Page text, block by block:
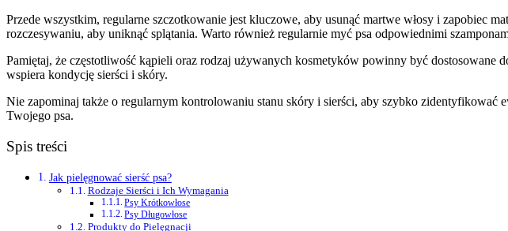
Przede wszystkim, regularne szczotkowanie jest kluczowe, aby usunąć martwe włosy i zapobiec
rozczesywaniu, aby uniknąć splątania. Warto również regularnie myć psa odpowiednimi
Pamiętaj, że częstotliwość kąpieli oraz rodzaj używanych kosmetyków powinny być
wspiera kondycję sierści i skóry.
Nie zapominaj także o regularnym kontrolowaniu stanu skóry i sierści, aby szybko zidentyfikować
Twojego psa.
Spis treści
Jak pielęgnować sierść psa?
Rodzaje Sierści i Ich Wymagania
Psy Krótkowłose
Psy Długowłose
Produkty do Pielęgnacji